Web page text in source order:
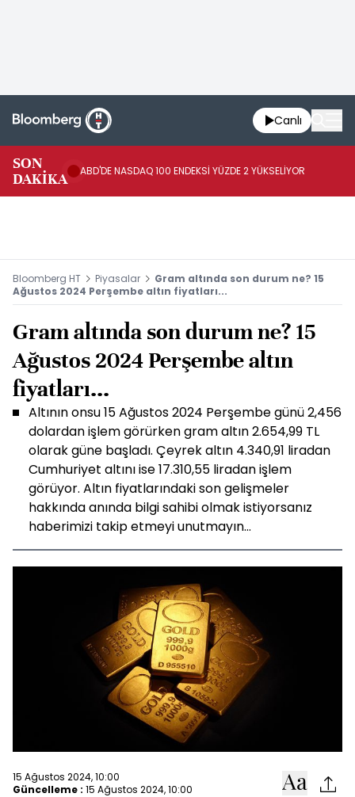
Canlı
SON
DAKİKA
ABD'DE NASDAQ 100 ENDEKSİ YÜZDE 2 YÜKSELİYOR
Bloomberg HT Piyasalar
Gram altında son durum ne? 15
Ağustos 2024 Perşembe altın fiyatları...
Gram altında son durum ne? 15
Ağustos 2024 Perşembe altın
fiyatları...
Altının onsu 15 Ağustos 2024 Perşembe günü 2,456
dolardan işlem görürken gram altın 2.654,99 TL
olarak güne başladı. Çeyrek altın 4.340,91 liradan
Cumhuriyet altını ise 17.310,55 liradan işlem
görüyor. Altın fiyatlarındaki son gelişmeler
hakkında anında bilgi sahibi olmak istiyorsanız
haberimizi takip etmeyi unutmayın...
15 Ağustos 2024, 10:00
Güncelleme : 15 Ağustos 2024, 10:00